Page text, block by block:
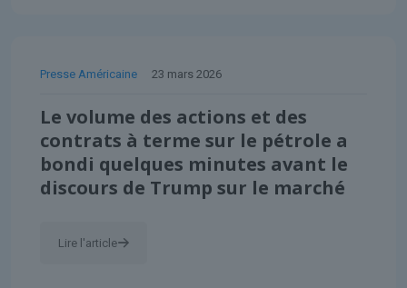
Presse Américaine 23 mars 2026
Le volume des actions et des
contrats à terme sur le pétrole a
bondi quelques minutes avant le
discours de Trump sur le marché
Lire l'article